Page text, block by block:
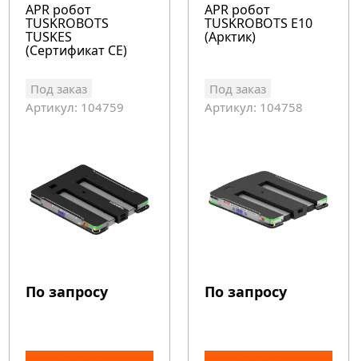
APR робот
TUSKROBOTS
TUSKES
(Сертификат CE)
Под заказ
Артикул: 104759
По запросу
APR робот
TUSKROBOTS E10
(Арктик)
Под заказ
Артикул: 104758
По запросу